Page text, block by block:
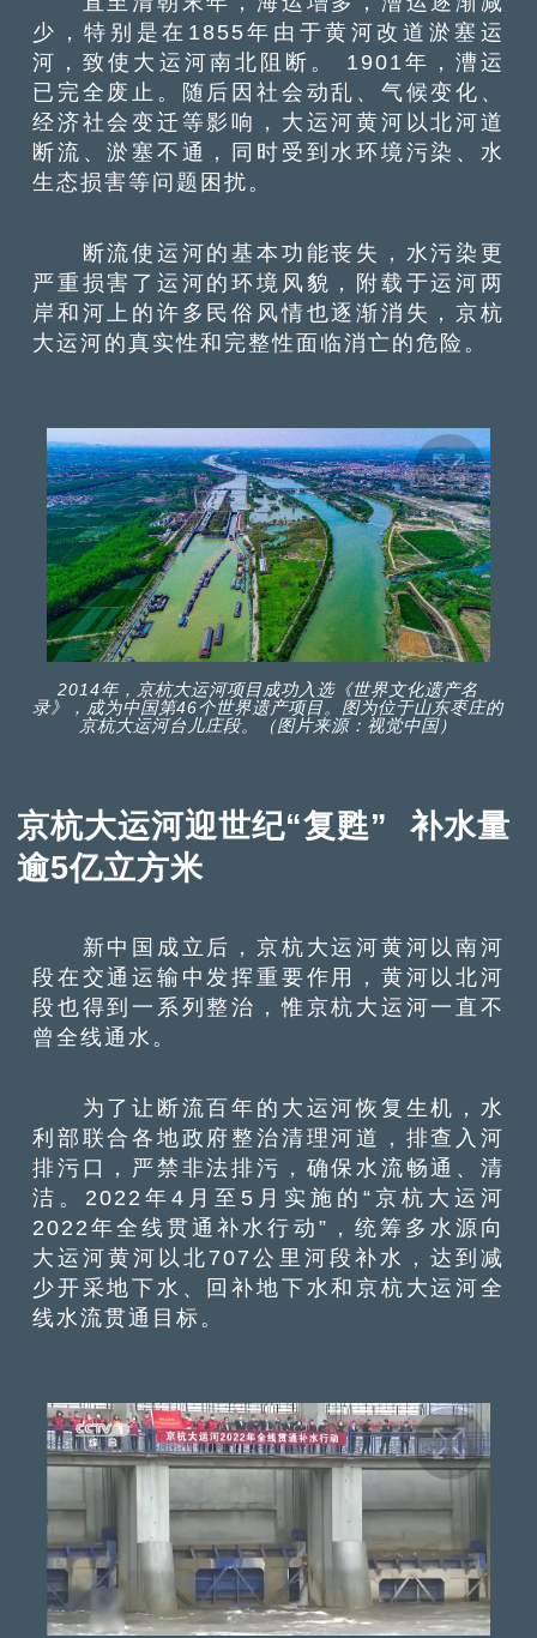
少，特别是在1855年由于黄河改道淤塞运
河，致使大运河南北阻断。 1901年，漕运
已完全废止。随后因社会动乱、气候变化、
经济社会变迁等影响，大运河黄河以北河道
断流、淤塞不通，同时受到水环境污染、水
生态损害等问题困扰。
断流使运河的基本功能丧失，水污染更
严重损害了运河的环境风貌，附载于运河两
岸和河上的许多民俗风情也逐渐消失，京杭
大运河的真实性和完整性面临消亡的危险。
2014年，京杭大运河项目成功入选《世界文化遗产名
录》，成为中国第46个世界遗产项目。图为位于山东枣庄的
京杭大运河台儿庄段。（图片来源：视觉中国）
京杭大运河迎世纪“复甦” 补水量
逾5亿立方米
新中国成立后，京杭大运河黄河以南河
段在交通运输中发挥重要作用，黄河以北河
段也得到一系列整治，惟京杭大运河一直不
曾全线通水。
为了让断流百年的大运河恢复生机，水
利部联合各地政府整治清理河道，排查入河
排污口，严禁非法排污，确保水流畅通、清
洁。2022年4月至5月实施的“京杭大运河
2022年全线贯通补水行动”，统筹多水源向
大运河黄河以北707公里河段补水，达到减
少开采地下水、回补地下水和京杭大运河全
线水流贯通目标。